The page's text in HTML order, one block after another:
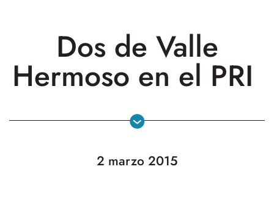
Dos de Valle
Hermoso en el PRI
2 marzo 2015